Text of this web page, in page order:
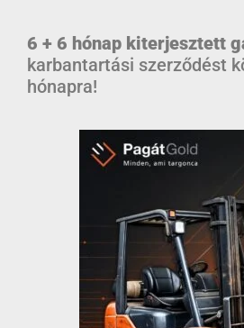
6 + 6 hónap kiterjesztett
karbantartási szerződést
hónapra!